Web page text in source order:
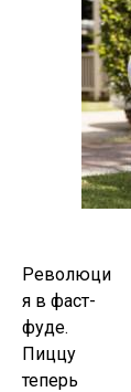
Революци
я в фаст-
фуде.
Пиццу
теперь